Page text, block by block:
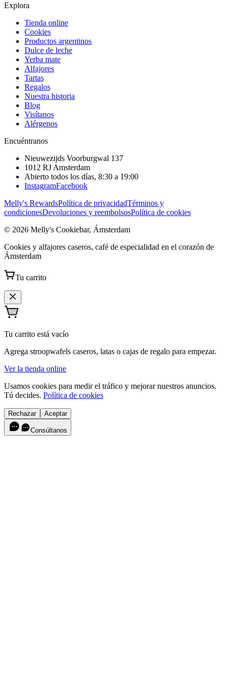
Explora
Tienda online
Cookies
Productos argentinos
Dulce de leche
Yerba mate
Alfajores
Tartas
Regalos
Nuestra historia
Blog
Visítanos
Alérgenos
Encuéntranos
Nieuwezijds Voorburgwal 137
1012 RJ Amsterdam
Abierto todos los días, 8:30 a 19:00
InstagramFacebook
Melly's RewardsPolítica de privacidadTérminos y
condicionesDevoluciones y reembolsosPolítica de cookies
© 2026 Melly's Cookiebar, Ámsterdam
Cookies y alfajores caseros, café de especialidad en el corazón de
Ámsterdam
Tu carrito
Tu carrito está vacío
Agrega stroopwafels caseros, latas o cajas de regalo para empezar.
Ver la tienda online
Usamos cookies para medir el tráfico y mejorar nuestros anuncios.
Tú decides. Política de cookies
Rechazar Aceptar
Consúltanos